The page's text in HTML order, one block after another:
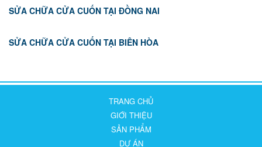
SỬA CHỮA CỬA CUỐN TẠI ĐỒNG NAI
SỬA CHỮA CỬA CUỐN TẠI BIÊN HÒA
TRANG CHỦ
GIỚI THIỆU
SẢN PHẨM
DỰ ÁN